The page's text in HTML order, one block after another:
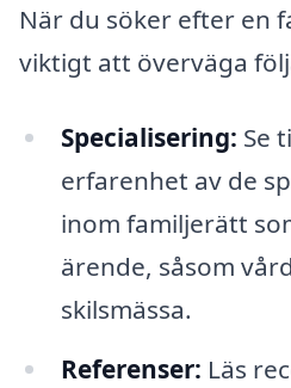
När du söker efter en
viktigt att överväga
Specialisering: Se
erfarenhet av de
inom familjerätt
ärende, såsom
skilsmässa.
Referenser: Läs